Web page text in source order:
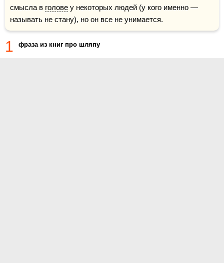
смысла в голове у некоторых людей (у кого именно —
называть не стану), но он все не унимается.
1 фраза из книг про шляпу